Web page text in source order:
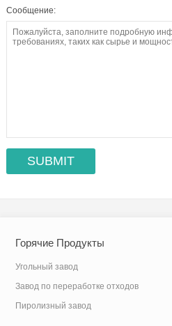
Сообщение:
Горячие Продукты
Угольный завод
Завод по переработке отходов
Пиролизный завод